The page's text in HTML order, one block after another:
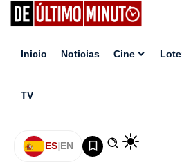
Inicio Noticias Cine
TV
ES|EN